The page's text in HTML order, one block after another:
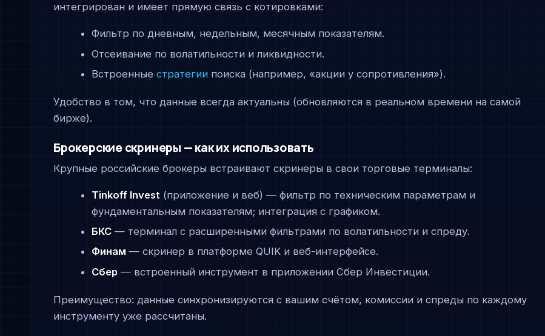
интегрирован и имеет прямую связь с котировками:
Фильтр по дневным, недельным, месячным показателям.
Отсеивание по волатильности и ликвидности.
Встроенные стратегиипоиска (например, «акции у сопротивления»).
Удобство в том, что данные всегда актуальны (обновляются в реальном времени на самой
бирже).
Брокерские скринеры — как их использовать
Крупные российские брокеры встраивают скринеры в свои торговые терминалы:
Tinkoff Invest (приложение и веб) — фильтр по техническим параметрам и
фундаментальным показателям; интеграция с графиком.
БКС— терминал с расширенными фильтрами по волатильности и спреду.
Финам— скринер в платформе QUIK и веб-интерфейсе.
Сбер— встроенный инструмент в приложении Сбер Инвестиции.
Преимущество: данные синхронизируются с вашим счётом, комиссии и спреды по каждому
инструменту уже рассчитаны.